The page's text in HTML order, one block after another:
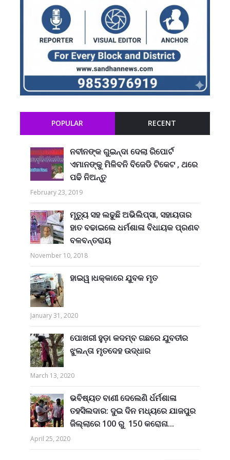
POPULAR RECENT
ନବୀନଙ୍କ ଗୁଇନ୍ଦା ଦେଲା ରିପୋର୍ଟ
ଏମାନଙ୍କୁ ମିଳିବନି ବିଜେଡି ଟିକେଟ , ଥରେ
ପଢି ନିଅନ୍ତୁ
February 23, 2019
ମୃତ୍ୟୁ ସହ ଲଢୁଛି ଅଭିଲିପ୍ସା, ସହାୟତାର
ହାତ ବଢାଇଲେ ଧର୍ମଶାଳା ବିଧାୟକ ପ୍ରଣବ
ବଳବନ୍ତରାୟ
November 10, 2018
ହାଇୱ।ଧକ୍କାରେ ଯୁବକ ମୃତ
January 31, 2020
ପୋଖରୀ ହୁଡ଼ା କଦମ୍ବ ଗଛରେ ଯୁବତୀର
ଝୁଲନ୍ତା ମୃତଦେହ ଉଦ୍ଧାର
March 13, 2020
ଭବିଷ୍ୟତ ବାଣୀ ଦେଲେଣି ର୍ଧର୍ମଶାଳା
ତହସିଲଦାର: ଦୁଇ ଦିନ ମଧ୍ୟରେ ଯାଜପୁର
ଜିଲ୍ଲାରେ 100 ରୁ 150 କରୋନା...
April 25, 2020